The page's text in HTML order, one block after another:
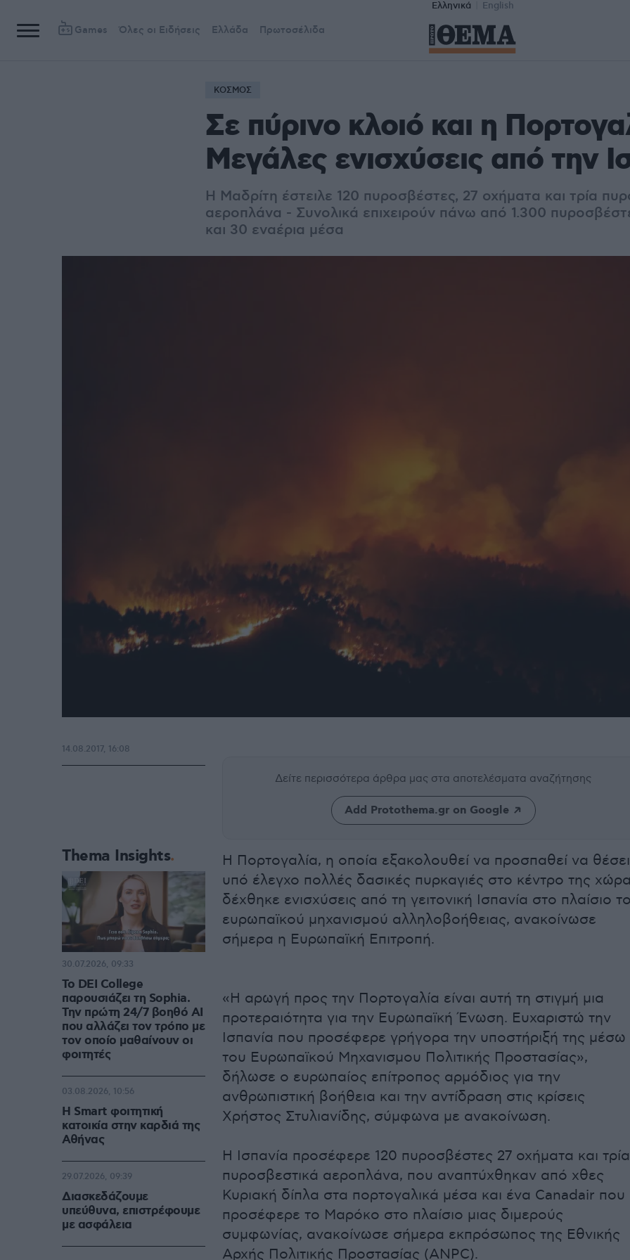
Ελληνικά English
Games Όλες οι Ειδήσεις Ελλάδα Πρωτοσέλιδα
ΚΟΣΜΟΣ
Σε πύρινο κλοιό και η
Μεγάλες ενισχύσεις από την
Η Μαδρίτη έστειλε 120 πυροσβέστες, 27 οχήματα και τρία
αεροπλάνα - Συνολικά επιχειρούν πάνω από 1.300
και 30 εναέρια μέσα
Δείτε περισσότερα άρθρα μας στα αποτελέσματα αναζήτησης
Add Protothema.gr on Google
Η Πορτογαλία, η οποία εξακολουθεί να προσπαθεί να θέσει
υπό έλεγχο πολλές δασικές πυρκαγιές στο κέντρο της
δέχθηκε ενισχύσεις από τη γειτονική Ισπανία στο πλαίσιο
ευρωπαϊκού μηχανισμού αλληλοβοήθειας, ανακοίνωσε
σήμερα η Ευρωπαϊκή Επιτροπή.
«Η αρωγή προς την Πορτογαλία είναι αυτή τη στιγμή μια
προτεραιότητα για την Ευρωπαϊκή Ένωση. Ευχαριστώ την
Ισπανία που προσέφερε γρήγορα την υποστήριξή της μέσω
του Ευρωπαϊκού Μηχανισμου Πολιτικής Προστασίας»,
δήλωσε ο ευρωπαίος επίτροπος αρμόδιος για την
ανθρωπιστική βοήθεια και την αντίδραση στις κρίσεις
Χρήστος Στυλιανίδης, σύμφωνα με ανακοίνωση.
Η Ισπανία προσέφερε 120 πυροσβέστες 27 οχήματα και τρία
πυροσβεστικά αεροπλάνα, που αναπτύχθηκαν από χθες
Κυριακή δίπλα στα πορτογαλικά μέσα και ένα Canadair που
προσέφερε το Μαρόκο στο πλαίσιο μιας διμερούς
συμφωνίας, ανακοίνωσε σήμερα εκπρόσωπος της Εθνικής
Αρχής Πολιτικής Προστασίας (ANPC).
14.08.2017, 16:08
Thema Insights
Το DEI College
παρουσιάζει τη Sophia.
Την πρώτη 24/7 βοηθό AI
που αλλάζει τον τρόπο με
τον οποίο μαθαίνουν οι
φοιτητές
30.07.2026, 09:33
Η Smart φοιτητική
κατοικία στην καρδιά της
Αθήνας
03.08.2026, 10:56
Διασκεδάζουμε
υπεύθυνα, επιστρέφουμε
με ασφάλεια
29.07.2026, 09:39